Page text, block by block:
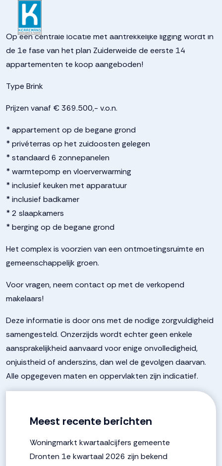
Op een centrale locatie met aantrekkelijke ligging wordt in
de 1e fase van het plan Zuiderweide de eerste 14
appartementen te koop aangeboden!
Type Brink
Prijzen vanaf € 369.500,- v.o.n.
* appartement op de begane grond
* privéterras op het zuidoosten gelegen
* standaard 6 zonnepanelen
* warmtepomp en vloerverwarming
* inclusief keuken met apparatuur
* inclusief badkamer
* 2 slaapkamers
* berging op de begane grond
Het complex is voorzien van een ontmoetingsruimte en
gemeenschappelijk groen.
Voor vragen, neem contact op met de verkopend
makelaars!
Deze informatie is door ons met de nodige zorgvuldigheid
samengesteld. Onzerzijds wordt echter geen enkele
aansprakelijkheid aanvaard voor enige onvolledigheid,
onjuistheid of anderszins, dan wel de gevolgen daarvan.
Alle opgegeven maten en oppervlakten zijn indicatief.
Meest recente berichten
Woningmarkt kwartaalcijfers gemeente
Dronten 1e kwartaal 2026 zijn bekend